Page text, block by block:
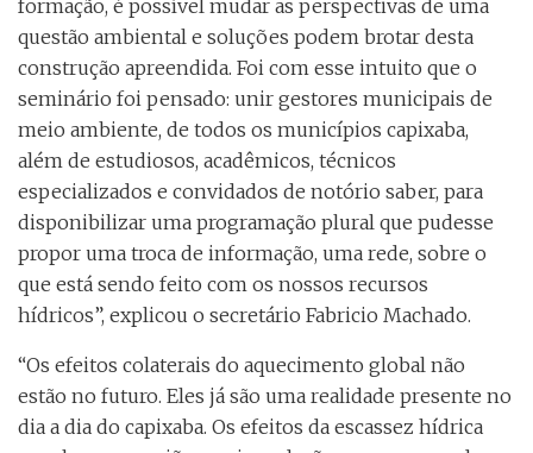
formação, é possível mudar as perspectivas de uma
questão ambiental e soluções podem brotar desta
construção apreendida. Foi com esse intuito que o
seminário foi pensado: unir gestores municipais de
meio ambiente, de todos os municípios capixaba,
além de estudiosos, acadêmicos, técnicos
especializados e convidados de notório saber, para
disponibilizar uma programação plural que pudesse
propor uma troca de informação, uma rede, sobre o
que está sendo feito com os nossos recursos
hídricos”, explicou o secretário Fabricio Machado.
“Os efeitos colaterais do aquecimento global não
estão no futuro. Eles já são uma realidade presente no
dia a dia do capixaba. Os efeitos da escassez hídrica